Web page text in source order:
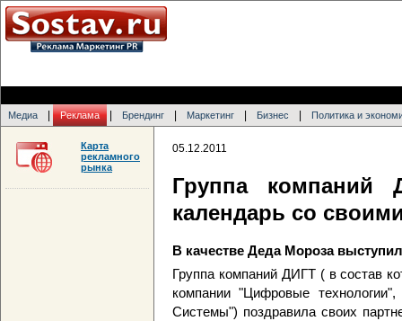
Медиа Реклама Брендинг Маркетинг Бизнес Политика и
05.12.2011
Группа компаний
календарь со
В качестве Деда Мороза
Группа компаний ДИГТ ( в состав
компании "Цифровые
Системы") поздравила своих
Карта
рекламного
рынка